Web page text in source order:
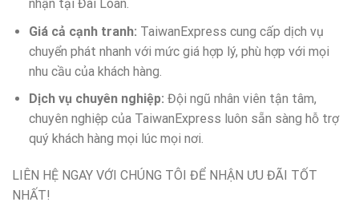
nhận tại Đài Loan.
Giá cả cạnh tranh: TaiwanExpress cung cấp dịch vụ
chuyển phát nhanh với mức giá hợp lý, phù hợp với mọi
nhu cầu của khách hàng.
Dịch vụ chuyên nghiệp: Đội ngũ nhân viên tận tâm,
chuyên nghiệp của TaiwanExpress luôn sẵn sàng hỗ trợ
quý khách hàng mọi lúc mọi nơi.
LIÊN HỆ NGAY VỚI CHÚNG TÔI ĐỂ NHẬN ƯU ĐÃI TỐT
NHẤT!